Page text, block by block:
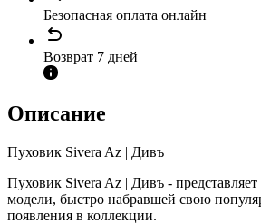
Безопасная оплата онлайн
Возврат 7 дней
Описание
Пуховик Sivera Az | Дивъ
Пуховик Sivera Az | Дивъ -
модели, быстро набравшей свою
появления в коллекции.